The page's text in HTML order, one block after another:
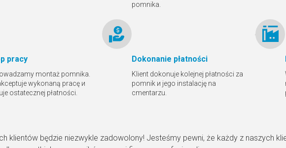
pomnika.
Dokonanie płatności
Klient dokonuje kolejnej płatności za
pomnik и jego instalację na
cmentarzu.
pracy
montaż pomnika.
wykonaną pracę и
ostatecznej płatności.
klientów będzie niezwykle zadowolony! Jesteśmy pewni, że każdy z naszych